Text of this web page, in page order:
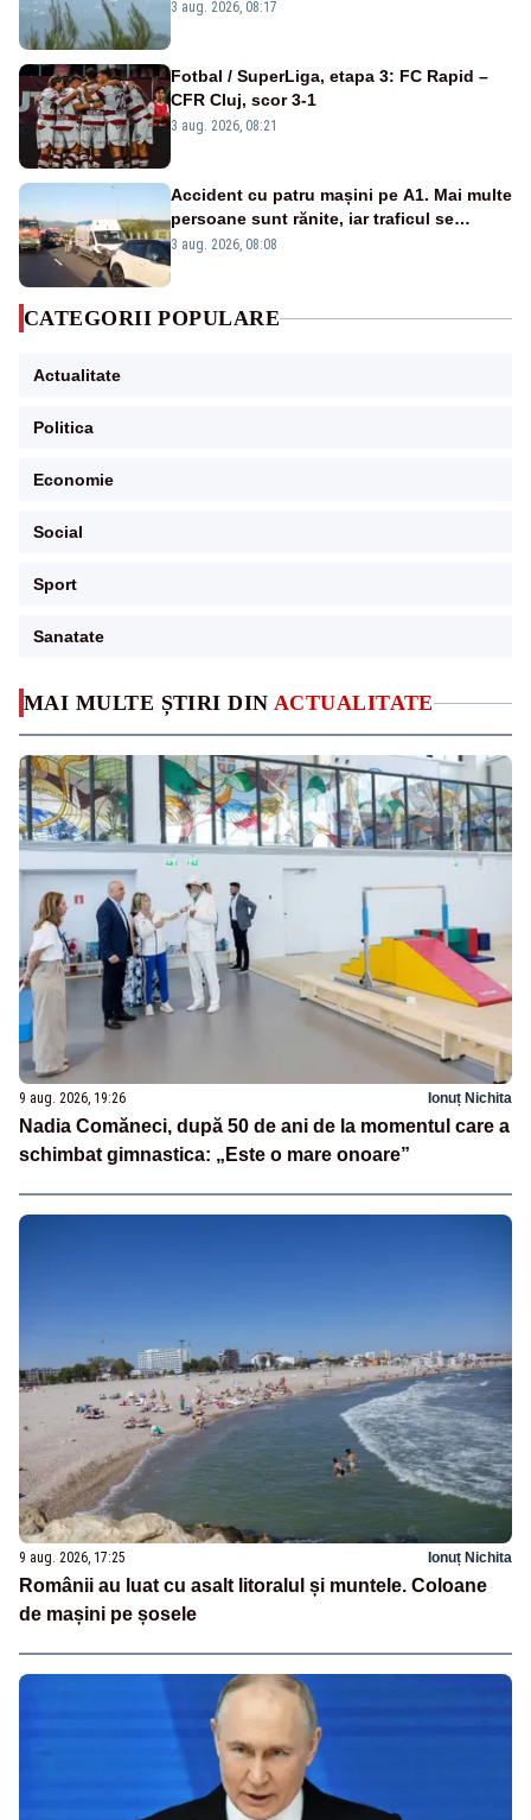
MAI MULTE ȘTIRI DIN ACTUALITATE
9 aug. 2026, 19:26 Ionuț Nichita
Nadia Comăneci, după 50 de ani de la momentul care a
schimbat gimnastica: „Este o mare onoare”
9 aug. 2026, 17:25 Ionuț Nichita
Românii au luat cu asalt litoralul și muntele. Coloane
de mașini pe șosele
3 aug. 2026, 08:17
Fotbal / SuperLiga, etapa 3: FC Rapid –
CFR Cluj, scor 3-1
3 aug. 2026, 08:21
Accident cu patru mașini pe A1. Mai multe
persoane sunt rănite, iar traficul se
desfășoară pe o singură bandă
3 aug. 2026, 08:08
CATEGORII POPULARE
Actualitate
Politica
Economie
Social
Sport
Sanatate